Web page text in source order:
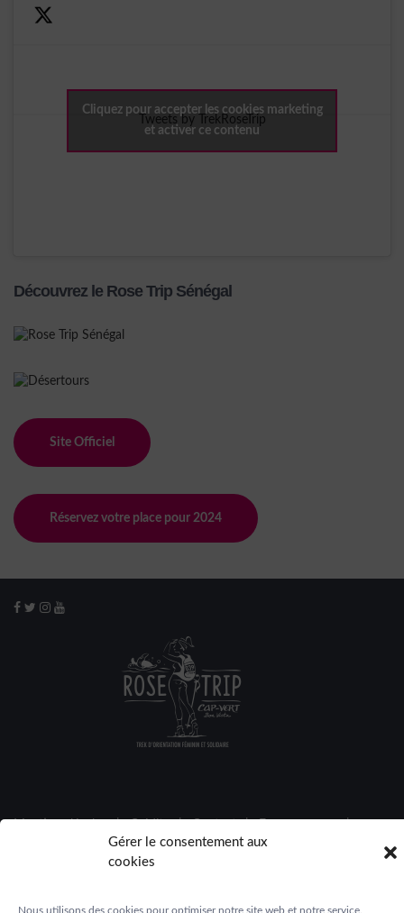
Gérer le consentement aux
cookies
Nous utilisons des cookies pour optimiser notre site web et notre service.
Tweets by TrekRoseTrip
Cliquez pour accepter les cookies marketing
et activer ce contenu
Découvrez le Rose Trip Sénégal
Site Officiel
Réservez votre place pour 2024
Espace participantes